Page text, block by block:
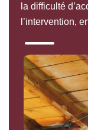
la difficulté
l’intervention,